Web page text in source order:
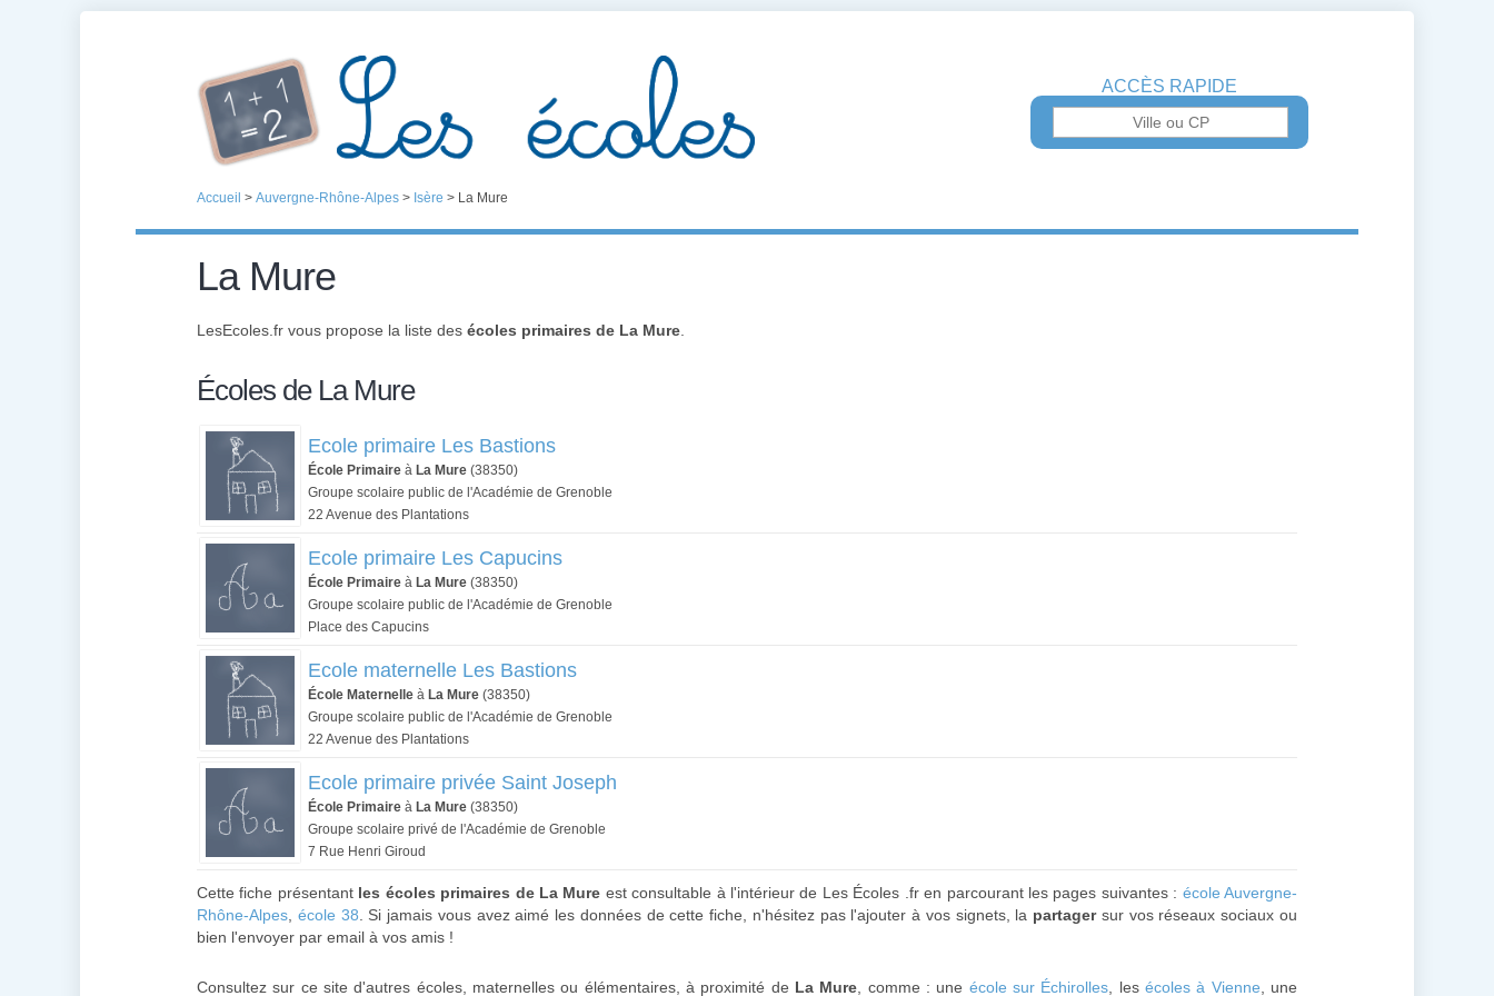
ACCÈS RAPIDE
Accueil > Auvergne-Rhône-Alpes > Isère > La Mure
La Mure
LesEcoles.fr vous propose la liste des écoles primaires de La Mure
Écoles de La Mure
Ecole primaire Les Bastions
École Primaire à La Mure (38350)
Groupe scolaire public de l'Académie de Grenoble
22 Avenue des Plantations
Ecole primaire Les Capucins
École Primaire à La Mure (38350)
Groupe scolaire public de l'Académie de Grenoble
Place des Capucins
Ecole maternelle Les Bastions
École Maternelle à La Mure (38350)
Groupe scolaire public de l'Académie de Grenoble
22 Avenue des Plantations
Ecole primaire privée Saint Joseph
École Primaire à La Mure (38350)
Groupe scolaire privé de l'Académie de Grenoble
7 Rue Henri Giroud
Cette fiche présentant les écoles primaires de La Mure est consultable à l'intérieur de Les Écoles .fr en parcourant les pages suivantes : école Auvergne-
Rhône-Alpes école 38 . Si jamais vous avez aimé les données de cette fiche, n'hésitez pas l'ajouter à vos signets, la partagersur vos réseaux sociaux ou
bien l'envoyer par email à vos amis !
Consultez sur ce site d'autres écoles, maternelles ou élémentaires, à proximité de La Mure , comme : une école sur Échirolles , lesécoles à Vienne , une